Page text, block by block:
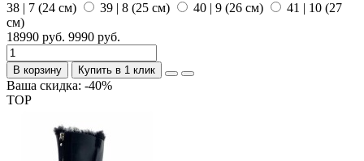
38 | 7 (24 см)
39 | 8 (25 см) 40 | 9 (26 см)
41 | 10 (27
см)
18990 руб. 9990 руб.
В корзину Купить в 1 клик
Ваша скидка: -40%
TOP